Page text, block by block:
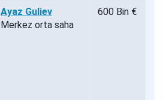
Ayaz Guliev
Merkez orta saha
600 Bin €